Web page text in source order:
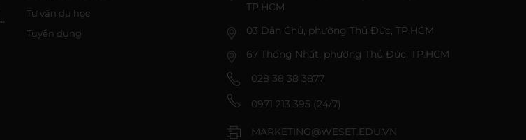
Tư vấn du học
Tuyển dụng
TP.HCM
03 Dân Chủ, phường Thủ Đức, TP.HCM
67 Thống Nhất, phường Thủ Đức, TP.HCM
028 38 38 3877
0971 213 395 (24/7)
MARKETING@WESET.EDU.VN